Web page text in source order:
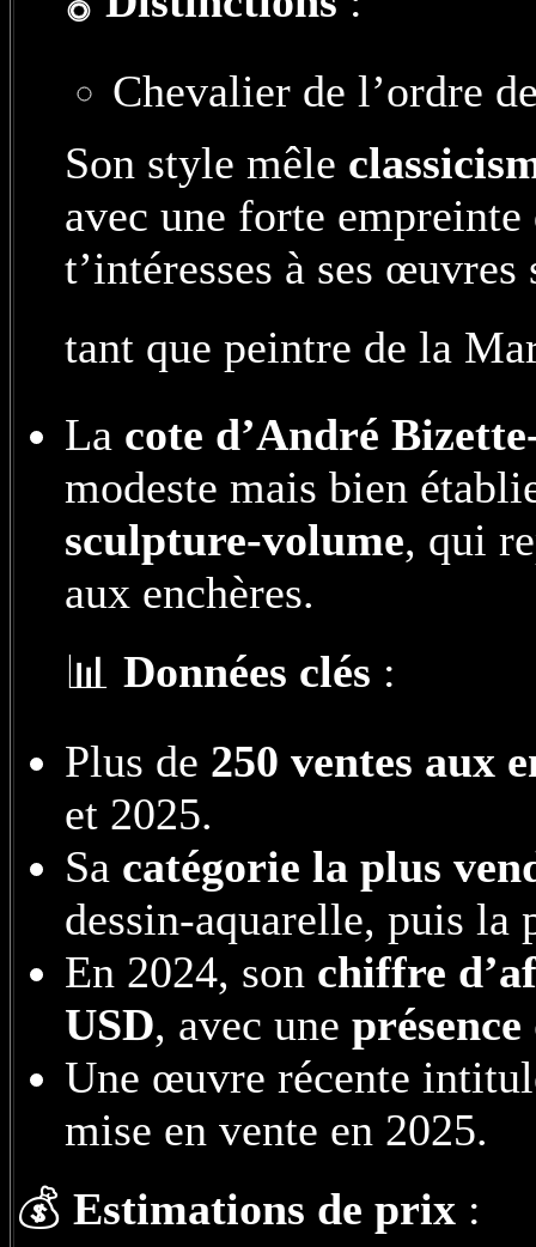
Chevalier de l’ordre
Son style mêle
avec une forte
t’intéresses à ses
tant que peintre de la
La cote d’André
modeste mais bien
sculpture-volume, qui
aux enchères.
📊 Données clés :
Plus de 250 ventes aux
et 2025.
Sa catégorie la plus
dessin-aquarelle, puis la
En 2024, son chiffre
USD, avec une
Une œuvre récente
mise en vente en 2025.
💰 Estimations de prix :